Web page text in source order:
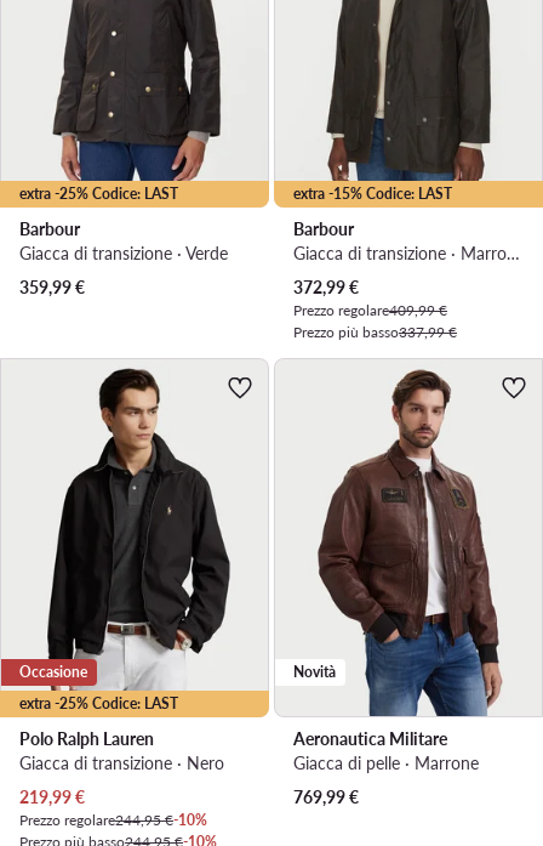
extra -25% Codice: LAST
Barbour
Giacca di transizione · Verde
359,99€
extra -15% Codice: LAST
Barbour
Giacca di transizione · Marrone
Prezzo attuale
372,99€
Prezzo regolare409,99 €
Prezzo più basso337,99 €
extra -25% Codice: LAST
Occasione
Polo Ralph Lauren
Giacca di transizione · Nero
Prezzo attuale
219,99€
Prezzo regolare244,95 €-10%
Prezzo più basso244,95 €-10%
Novità
Aeronautica Militare
Giacca di pelle · Marrone
769,99€